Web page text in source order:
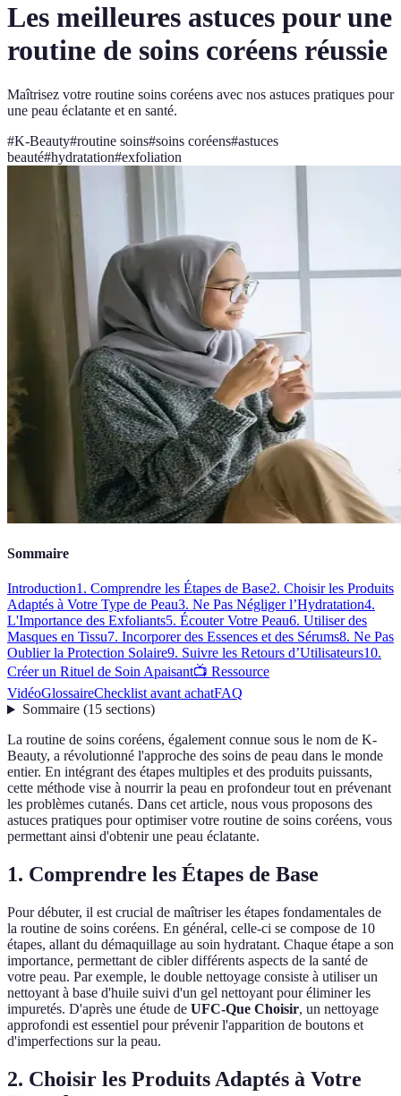
Les meilleures astuces pour une
routine de soins coréens réussie
Maîtrisez votre routine soins coréens avec nos astuces pratiques pour
une peau éclatante et en santé.
#K-Beauty#routine soins#soins coréens#astuces
beauté#hydratation#exfoliation
Sommaire
Introduction1. Comprendre les Étapes de Base2. Choisir les Produits
Adaptés à Votre Type de Peau3. Ne Pas Négliger l’Hydratation4.
L'Importance des Exfoliants5. Écouter Votre Peau6. Utiliser des
Masques en Tissu7. Incorporer des Essences et des Sérums8. Ne Pas
Oublier la Protection Solaire9. Suivre les Retours d’Utilisateurs10.
Créer un Rituel de Soin Apaisant📺 Ressource
VidéoGlossaireChecklist avant achatFAQ
Sommaire(15 sections)
La routine de soins coréens, également connue sous le nom de K-
Beauty, a révolutionné l'approche des soins de peau dans le monde
entier. En intégrant des étapes multiples et des produits puissants,
cette méthode vise à nourrir la peau en profondeur tout en prévenant
les problèmes cutanés. Dans cet article, nous vous proposons des
astuces pratiques pour optimiser votre routine de soins coréens, vous
permettant ainsi d'obtenir une peau éclatante.
1. Comprendre les Étapes de Base
Pour débuter, il est crucial de maîtriser les étapes fondamentales de
la routine de soins coréens. En général, celle-ci se compose de 10
étapes, allant du démaquillage au soin hydratant. Chaque étape a son
importance, permettant de cibler différents aspects de la santé de
votre peau. Par exemple, le double nettoyage consiste à utiliser un
nettoyant à base d'huile suivi d'un gel nettoyant pour éliminer les
impuretés. D'après une étude de UFC-Que Choisir, un nettoyage
approfondi est essentiel pour prévenir l'apparition de boutons et
d'imperfections sur la peau.
2. Choisir les Produits Adaptés à Votre